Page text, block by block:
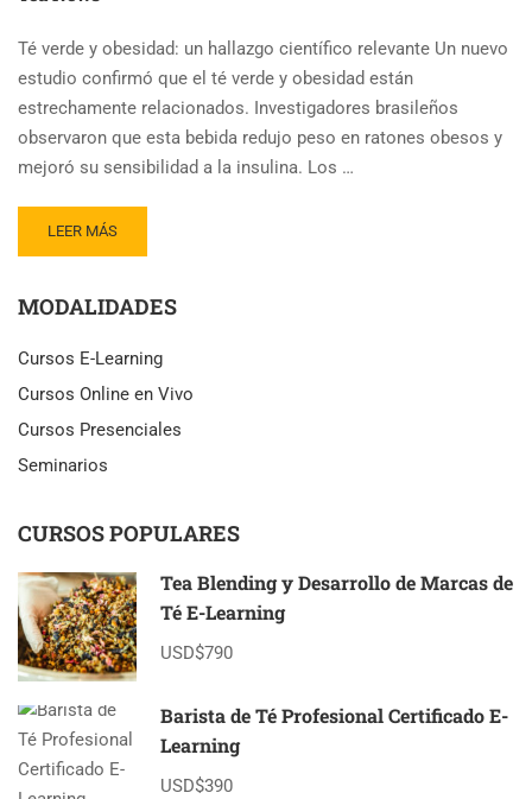
Té verde y obesidad: un hallazgo científico relevante Un nuevo
estudio confirmó que el té verde y obesidad están
estrechamente relacionados. Investigadores brasileños
observaron que esta bebida redujo peso en ratones obesos y
mejoró su sensibilidad a la insulina. Los …
READ
MORE
ESTUDIO
TÉ
VERDE
PESO
OBESOS
LEER MÁS
MODALIDADES
Cursos E-Learning
Cursos Online en Vivo
Cursos Presenciales
Seminarios
CURSOS POPULARES
Tea Blending y Desarrollo de Marcas de
Té E-Learning
USD$790
Barista de Té Profesional Certificado E-
Learning
USD$390